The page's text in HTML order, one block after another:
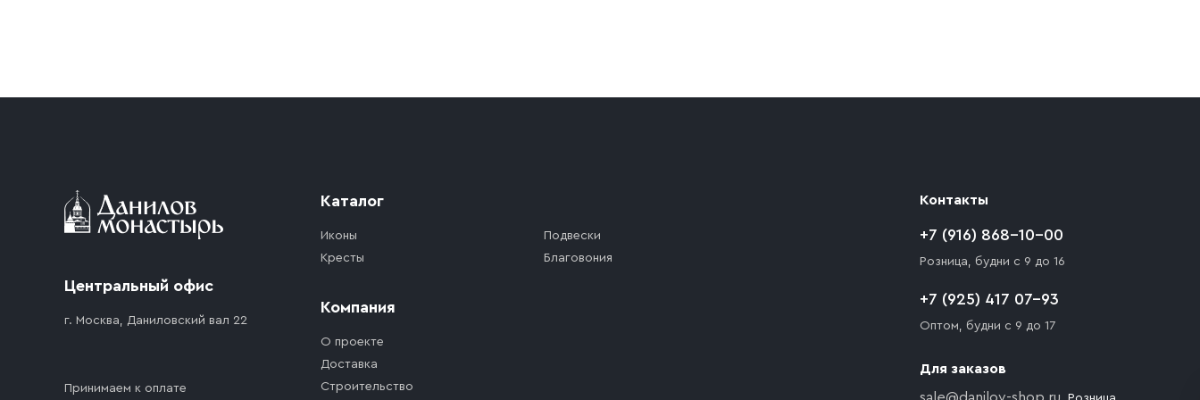
доставка осуществляется до ближайшего места, которое максимально близко к месту запланированной разгрузки товара и не нарушает правила
Центральный офис
г. Москва, Даниловский вал 22
Принимаем к оплате
Каталог
Иконы
Кресты
Подвески
Благовония
Компания
О проекте
Доставка
Строительство
Контакты
+7 (916) 868-10-00
Розница, будни с 9 до 16
+7 (925) 417 07-93
Оптом, будни с 9 до 17
Для заказов